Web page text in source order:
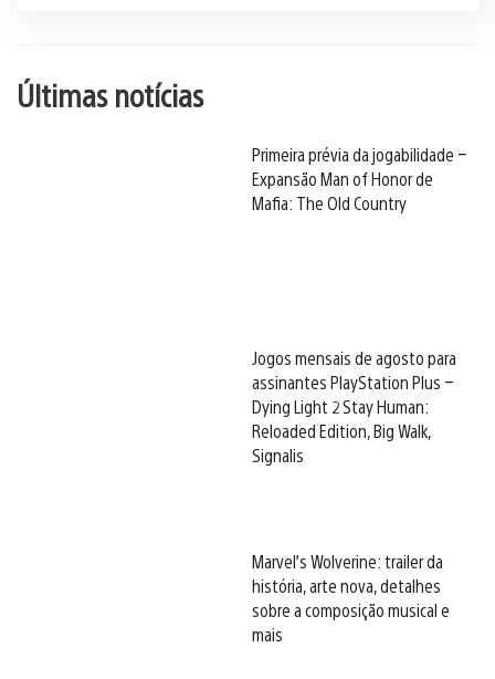
Últimas notícias
Primeira prévia da jogabilidade –
Expansão Man of Honor de
Mafia: The Old Country
Jogos mensais de agosto para
assinantes PlayStation Plus –
Dying Light 2 Stay Human:
Reloaded Edition, Big Walk,
Signalis
Marvel’s Wolverine: trailer da
história, arte nova, detalhes
sobre a composição musical e
mais